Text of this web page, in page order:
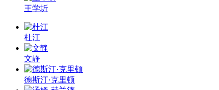
王学圻
杜江
文静
德斯汀·克里顿